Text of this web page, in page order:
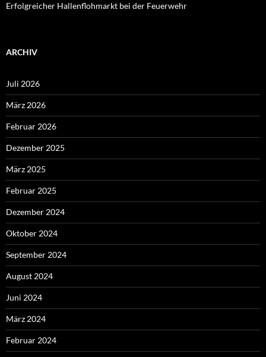
Erfolgreicher Hallenflohmarkt bei der Feuerwehr
ARCHIV
Juli 2026
März 2026
Februar 2026
Dezember 2025
März 2025
Februar 2025
Dezember 2024
Oktober 2024
September 2024
August 2024
Juni 2024
März 2024
Februar 2024